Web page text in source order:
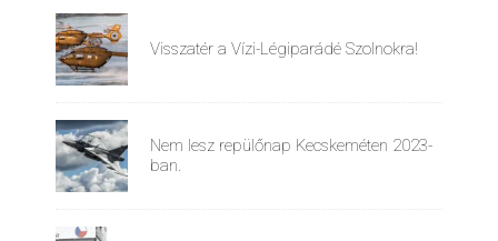
Visszatér a Vízi-Légiparádé Szolnokra!
Nem lesz repülőnap Kecskeméten 2023-
ban.